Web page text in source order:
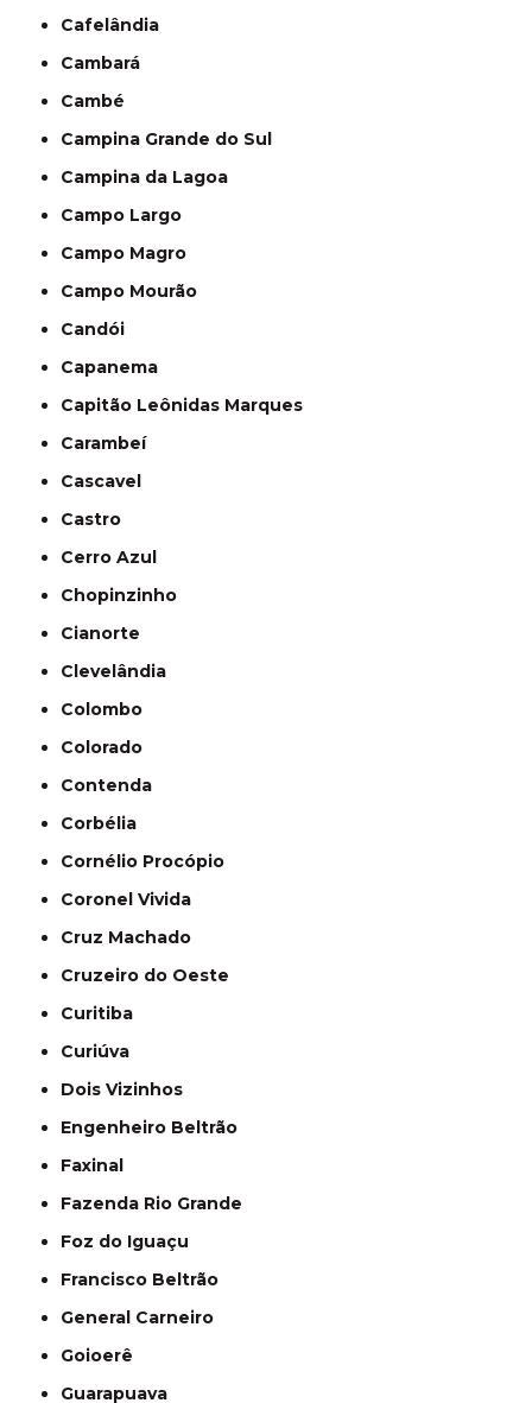
Cafelândia
Cambará
Cambé
Campina Grande do Sul
Campina da Lagoa
Campo Largo
Campo Magro
Campo Mourão
Candói
Capanema
Capitão Leônidas Marques
Carambeí
Cascavel
Castro
Cerro Azul
Chopinzinho
Cianorte
Clevelândia
Colombo
Colorado
Contenda
Corbélia
Cornélio Procópio
Coronel Vivida
Cruz Machado
Cruzeiro do Oeste
Curitiba
Curiúva
Dois Vizinhos
Engenheiro Beltrão
Faxinal
Fazenda Rio Grande
Foz do Iguaçu
Francisco Beltrão
General Carneiro
Goioerê
Guarapuava